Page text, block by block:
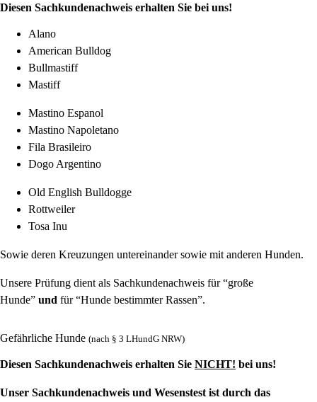
Diesen Sachkundenachweis erhalten Sie bei uns!
Alano
American Bulldog
Bullmastiff
Mastiff
Mastino Espanol
Mastino Napoletano
Fila Brasileiro
Dogo Argentino
Old English Bulldogge
Rottweiler
Tosa Inu
Sowie deren Kreuzungen untereinander sowie mit anderen Hunden.
Unsere Prüfung dient als Sachkundenachweis für “große
Hunde” und für “Hunde bestimmter Rassen”.
Gefährliche Hunde (nach § 3 LHundG NRW)
Diesen Sachkundenachweis erhalten Sie NICHT! bei uns!
Unser Sachkundenachweis und Wesenstest ist durch das